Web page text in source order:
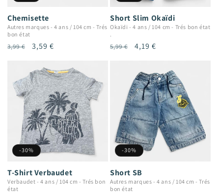
Chemisette
Autres marques -4 ans / 104 cm -Trés
bon état
Prix
3,99 €
Prix
3,59 €
Short Slim Okaïdi
Okaïdi -4 ans / 104 cm - Trés bon état
.
Prix
5,99 €
Prix
4,19 €
-30%
T-Shirt Verbaudet
Verbaudet -4 ans / 104 cm -Trés bon
état
-30%
Short SB
Autres marques -4 ans / 104 cm -Trés
bon état